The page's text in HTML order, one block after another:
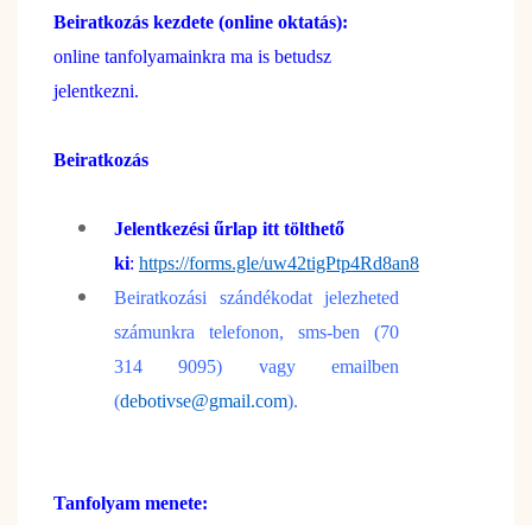
Beiratkozás kezdete (online oktatás):
online tanfolyamainkra ma is betudsz
jelentkezni.
Beiratkozás
Jelentkezési űrlap itt tölthető
ki: https://forms.gle/uw42tigPtp4Rd8an8
Beiratkozási szándékodat jelezheted
számunkra telefonon, sms-ben (70
314 9095) vagy emailben
(debotivse@gmail.com).
Tanfolyam menete: